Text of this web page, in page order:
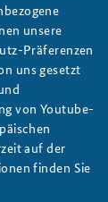
is it
unsere
Präferenzen
uns gesetzt
von Youtube-
auf der
finden Sie